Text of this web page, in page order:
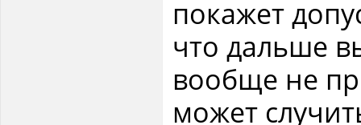
покажет
что дальше
вообще не
может